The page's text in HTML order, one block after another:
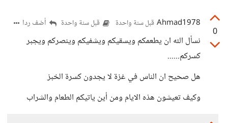
0
Ahmad1978 قبل سنة واحدة قبل سنة واحدة أضف ردا
نسأل الله ان يطعمكم ويسقيكم ويشفيكم وينصركم ويجبر
كسركم......
هل صحيح ان الناس في غزة لا يجدون كسرة الخبز
وكيف تعيشون هذه الايام ومن أين ياتيكم الطعام والشراب